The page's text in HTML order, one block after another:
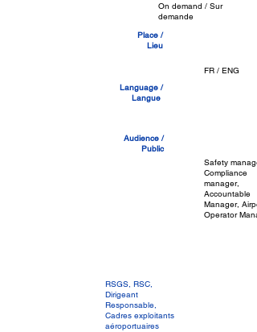
On demand / Sur
demande
Place /
Lieu
FR / ENG
Language /
Langue
Audience /
Public
Safety
Compliance
manager,
Accountable
Manager,
Operator
RSGS, RSC,
Dirigeant
Responsable,
Cadres exploitants
aéroportuaires